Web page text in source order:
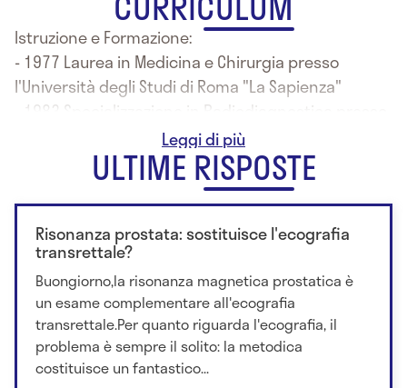
Istruzione e Formazione:
- 1977 Laurea in Medicina e Chirurgia presso
l'Università degli Studi di Roma "La Sapienza"
- 1983 Specializzazione in Radiodiagnostica presso
l'Università degli Studi di Sassari
ULTIME RISPOSTE
Risonanza prostata: sostituisce l'ecografia
transrettale?
Buongiorno,la risonanza magnetica prostatica è
un esame complementare all'ecografia
transrettale.Per quanto riguarda l'ecografia, il
problema è sempre il solito: la metodica
costituisce un fantastico...